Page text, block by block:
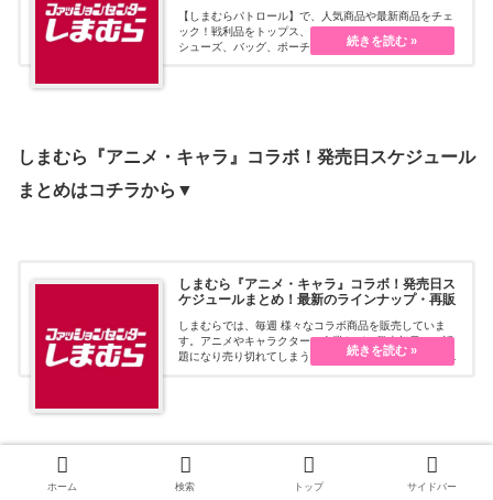
【しまむらパトロール】で、人気商品や最新商品をチェ
ック！戦利品をトップス、スカート・パンツ、ワンピ、
シューズ、バッグ、ポーチ、アクセサリー、小物、イン
しまむら『アニメ・キャラ』コラボ！発売日スケジュール
まとめはコチラから▼
しまむら『アニメ・キャラ』コラボ！発売日ス
ケジュールまとめ！最新のラインナップ・再販
しまむらでは、毎週 様々なコラボ商品を販売していま
す。アニメやキャラクター、企業など、発売初日には話
題になり売り切れてしまうことも！ しまむらコラボの発
しまむら『インフルエンサー』コラボ！発売日スケジュー
ホーム 検索 トップ サイドバー